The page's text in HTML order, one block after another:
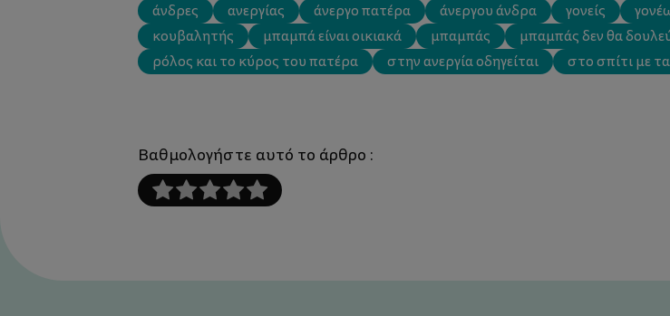
Βαθμολογήστε αυτό το άρθρο :
άνδρες ανεργίας άνεργο πατέρα άνεργου άνδρα γονείς
κουβαλητής
μπαμπά είναι οικιακά μπαμπάς μπαμπάς δεν θα
ρόλος και το κύρος του πατέρα
στην ανεργία οδηγείται στο σπίτι με